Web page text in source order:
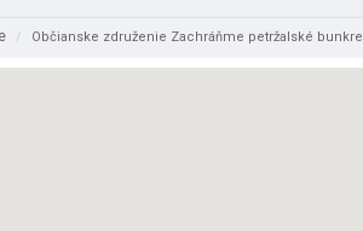
/ Občianske združenie Zachráňme petržalské bunkre